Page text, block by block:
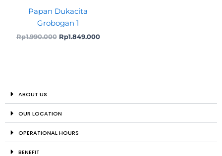
Papan Dukacita
Grobogan 1
Rp1.990.000 Rp1.849.000
ABOUT US
OUR LOCATION
OPERATIONAL HOURS
BENEFIT